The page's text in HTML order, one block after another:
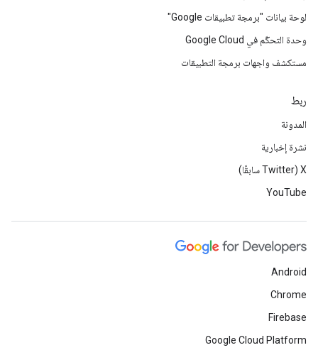
لوحة بيانات "برمجة تطبيقات Google"
وحدة التحكّم في Google Cloud
مستكشف واجهات برمجة التطبيقات
ربط
المدونة
نشرة إخبارية
‫X ‏(Twitter سابقًا)
YouTube
Android
Chrome
Firebase
Google Cloud Platform